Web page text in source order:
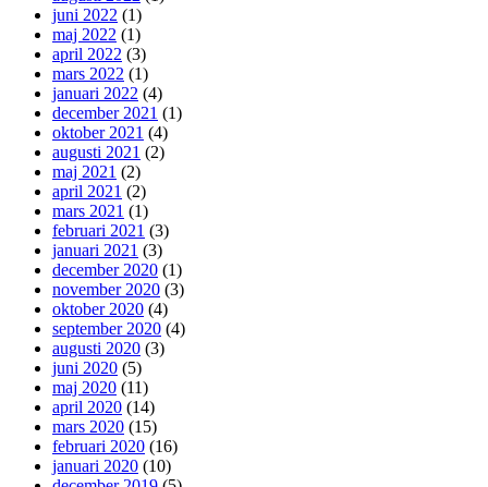
juni 2022 (1)
maj 2022 (1)
april 2022 (3)
mars 2022 (1)
januari 2022 (4)
december 2021 (1)
oktober 2021 (4)
augusti 2021 (2)
maj 2021 (2)
april 2021 (2)
mars 2021 (1)
februari 2021 (3)
januari 2021 (3)
december 2020 (1)
november 2020 (3)
oktober 2020 (4)
september 2020 (4)
augusti 2020 (3)
juni 2020 (5)
maj 2020 (11)
april 2020 (14)
mars 2020 (15)
februari 2020 (16)
januari 2020 (10)